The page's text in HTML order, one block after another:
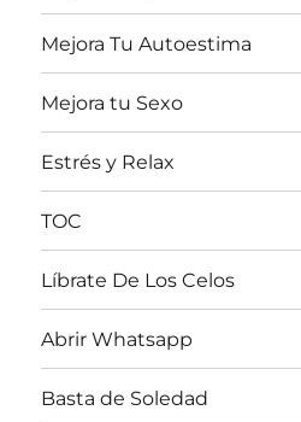
Mejora Tu Autoestima
Mejora tu Sexo
Estrés y Relax
TOC
Líbrate De Los Celos
Abrir Whatsapp
Basta de Soledad